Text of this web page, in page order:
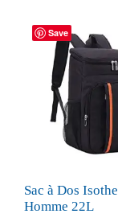
Save
Sac à Dos
Homme 22L